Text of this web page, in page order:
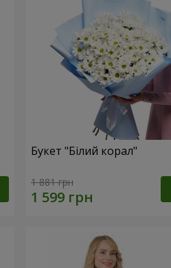
Букет "Білий корал"
1 881 грн